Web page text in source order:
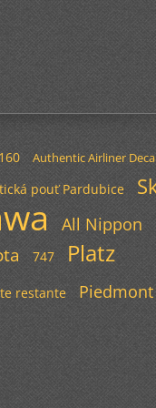
Authentic Airliner
pouť Pardubice
All Nippon
747 Platz
restante Piedmont